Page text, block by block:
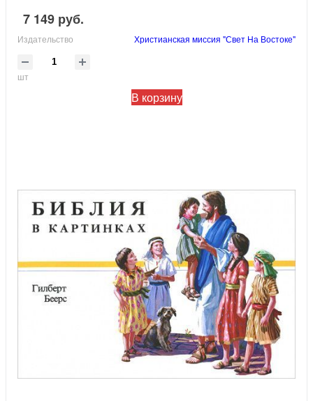
7 149 руб.
Издательство Христианская миссия "Свет На Востоке"
шт
В корзину